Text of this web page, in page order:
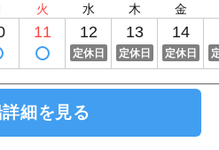
火
11
水
12
定休日
木
13
定休日
金
14
定休日
細を見る